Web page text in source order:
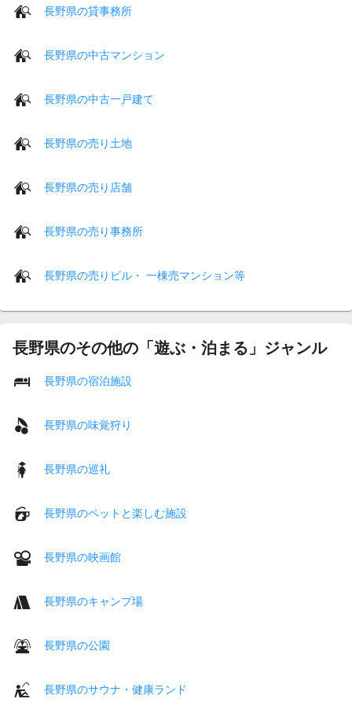
長野県の貸事務所
長野県の中古マンション
長野県の中古一戸建て
長野県の売り土地
長野県の売り店舗
長野県の売り事務所
長野県の売りビル・ 一棟売マンション等
長野県のその他の「遊ぶ・泊まる」ジャンル
長野県の宿泊施設
長野県の味覚狩り
長野県の巡礼
長野県のペットと楽しむ施設
長野県の映画館
長野県のキャンプ場
長野県の公園
長野県のサウナ・健康ランド